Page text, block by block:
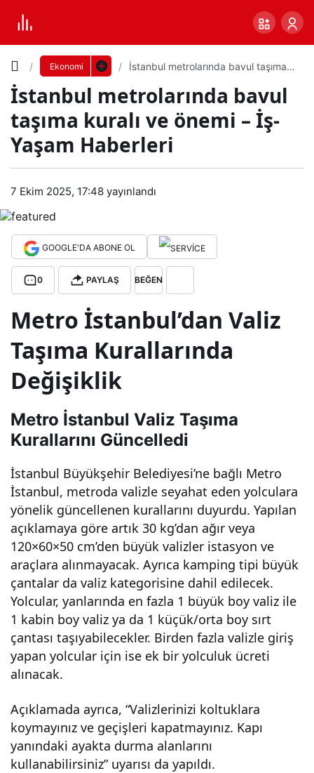
Ekonomi
İstanbul metrolarında bavul taşıma
İstanbul metrolarında bavul
taşıma kuralı ve önemi – İş-
Yaşam Haberleri
7 Ekim 2025, 17:48 yayınlandı
GOOGLE'DA ABONE OL
0 PAYLAŞ BEĞEN
Metro İstanbul’dan Valiz
Taşıma Kurallarında
Değişiklik
Metro İstanbul Valiz Taşıma
Kurallarını Güncelledi
İstanbul Büyükşehir Belediyesi’ne bağlı Metro
İstanbul, metroda valizle seyahat eden yolculara
yönelik güncellenen kurallarını duyurdu. Yapılan
açıklamaya göre artık 30 kg’dan ağır veya
120×60×50 cm’den büyük valizler istasyon ve
araçlara alınmayacak. Ayrıca kamping tipi büyük
çantalar da valiz kategorisine dahil edilecek.
Yolcular, yanlarında en fazla 1 büyük boy valiz ile
1 kabin boy valiz ya da 1 küçük/orta boy sırt
çantası taşıyabilecekler. Birden fazla valizle giriş
yapan yolcular için ise ek bir yolculuk ücreti
alınacak.
Açıklamada ayrıca, “Valizlerinizi koltuklara
koymayınız ve geçişleri kapatmayınız. Kapı
yanındaki ayakta durma alanlarını
kullanabilirsiniz” uyarısı da yapıldı.
İsta
nbul
met
rola
bav
ul
ma
kura
lı ve
öne
mi –
Yaş
am
Yazı
Boyutunu
Ayarla
Varsayılana
0 PAYLAŞ